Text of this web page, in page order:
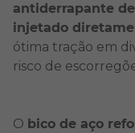
antiderrapante
injetado
ótima tração em
risco de
O bico de aço